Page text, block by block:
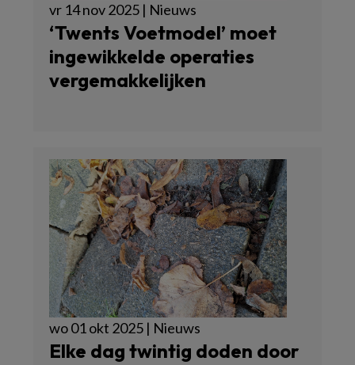
vr 14 nov 2025 | Nieuws
‘Twents Voetmodel’ moet
ingewikkelde operaties
vergemakkelijken
wo 01 okt 2025 | Nieuws
Elke dag twintig doden door